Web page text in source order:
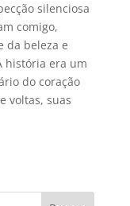
silenciosa
comigo,
da beleza e
história era um
do coração
voltas, suas